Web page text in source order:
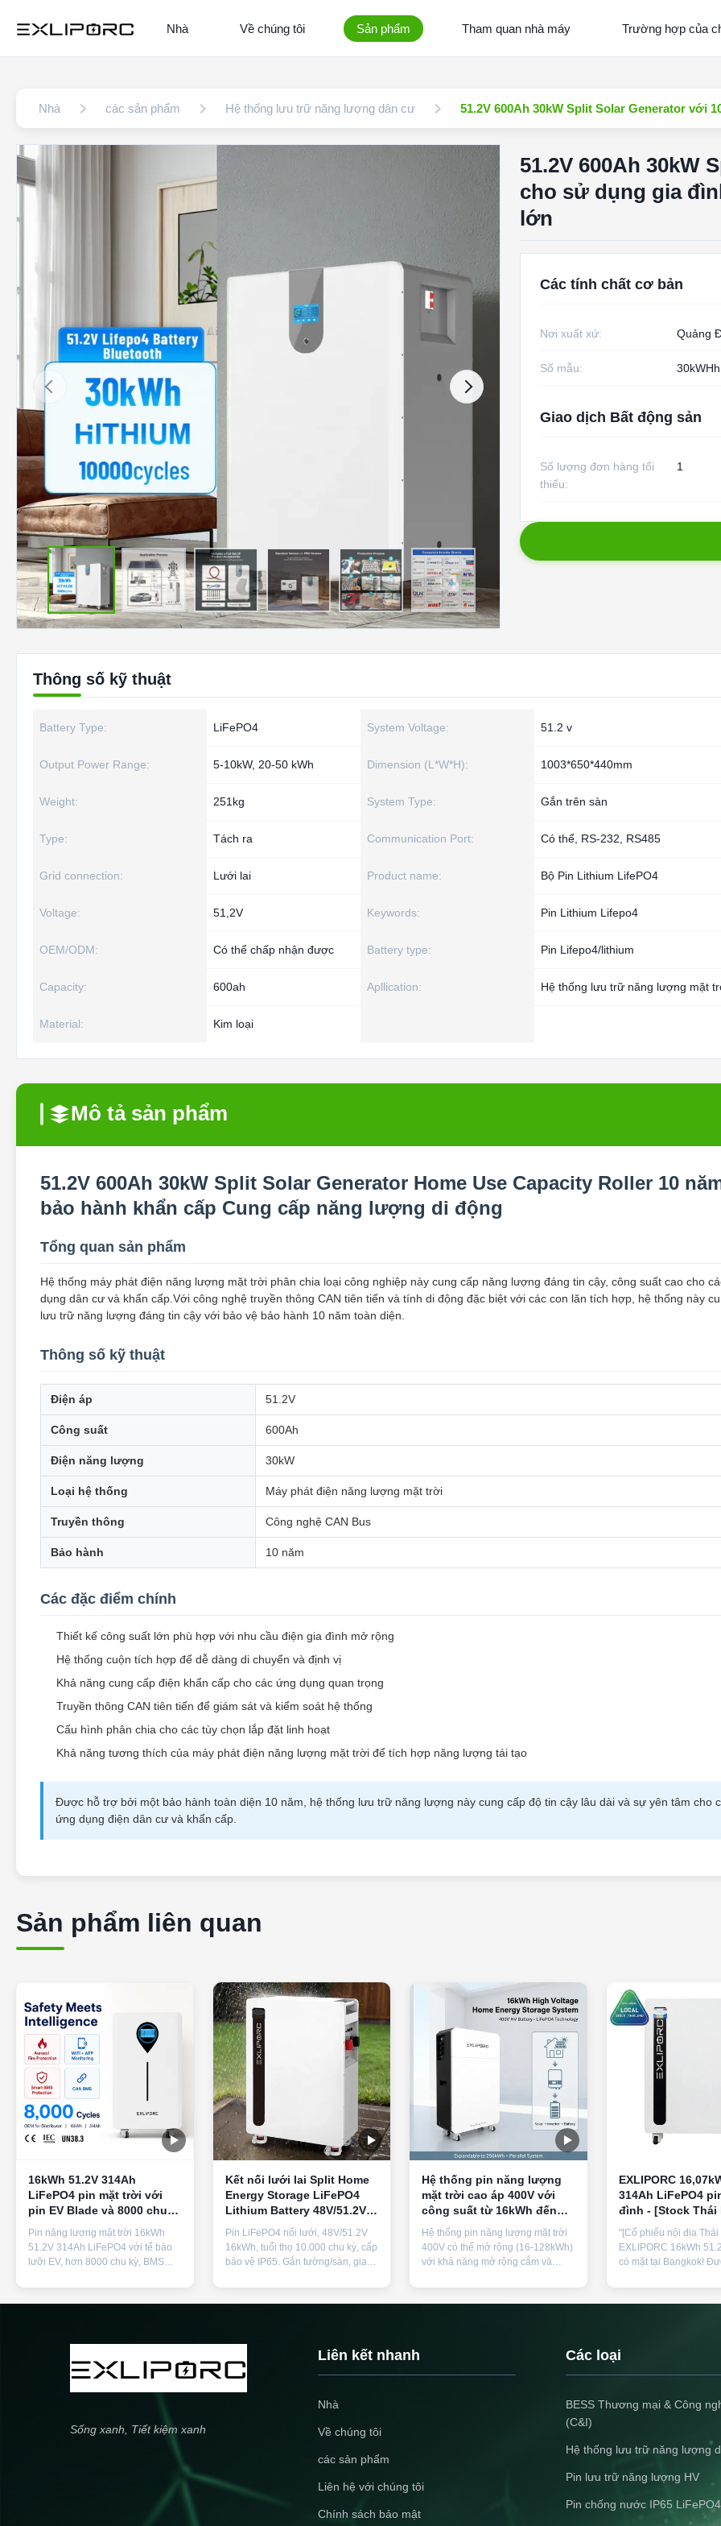
Nhà Về chúng tôi Sản phẩm Tham quan nhà máy Trường hợp của
Nhà các sản phẩm Hệ thống lưu trữ năng lượng dân cư 51.2V 600Ah 30kW Split Solar Generator
51.2V 600Ah 30kW
cho sử dụng gia
lớn
Các tính chất cơ bản
Nơi xuất xứ: Quảng
Số mẫu: 30kWHh
Giao dịch Bất động sản
Số lượng đơn hàng tối
thiểu:
1
Thông số kỹ thuật
Battery Type: LiFePO4 System Voltage: 51.2 v
Output Power Range: 5-10kW, 20-50 kWh Dimension (L*W*H): 1003*650*440mm
Weight: 251kg System Type: Gắn trên sàn
Type: Tách ra Communication Port: Có thể, RS-232, RS485
Grid connection: Lưới lai Product name: Bộ Pin Lithium LifePO4
Voltage: 51,2V Keywords: Pin Lithium Lifepo4
OEM/ODM: Có thể chấp nhận được Battery type: Pin Lifepo4/lithium
Capacity: 600ah Apllication: Hệ thống lưu trữ năng lượng mặt
Material: Kim loại
Mô tả sản phẩm
51.2V 600Ah 30kW Split Solar Generator Home Use Capacity Roller 10
bảo hành khẩn cấp Cung cấp năng lượng di động
Tổng quan sản phẩm
Hệ thống máy phát điện năng lượng mặt trời phân chia loại công nghiệp này cung cấp năng lượng đáng tin cậy, công suất cao cho
dụng dân cư và khẩn cấp.Với công nghệ truyền thông CAN tiên tiến và tính di động đặc biệt với các con lăn tích hợp, hệ thống này
lưu trữ năng lượng đáng tin cậy với bảo vệ bảo hành 10 năm toàn diện.
Thông số kỹ thuật
Điện áp 51.2V
Công suất 600Ah
Điện năng lượng 30kW
Loại hệ thống Máy phát điện năng lượng mặt trời
Truyền thông Công nghệ CAN Bus
Bảo hành 10 năm
Các đặc điểm chính
Thiết kế công suất lớn phù hợp với nhu cầu điện gia đình mở rộng
Hệ thống cuộn tích hợp để dễ dàng di chuyển và định vị
Khả năng cung cấp điện khẩn cấp cho các ứng dụng quan trọng
Truyền thông CAN tiên tiến để giám sát và kiểm soát hệ thống
Cấu hình phân chia cho các tùy chọn lắp đặt linh hoạt
Khả năng tương thích của máy phát điện năng lượng mặt trời để tích hợp năng lượng tái tạo
Được hỗ trợ bởi một bảo hành toàn diện 10 năm, hệ thống lưu trữ năng lượng này cung cấp độ tin cậy lâu dài và sự yên tâm cho
ứng dụng điện dân cư và khẩn cấp.
Sản phẩm liên quan
16kWh 51.2V 314Ah
LiFePO4 pin mặt trời với
pin EV Blade và 8000 chu
kỳ để lưu trữ năng lượng
tại nhà
Pin năng lượng mặt trời 16kWh
51.2V 314Ah LiFePO4 với tế bào
lưỡi EV, hơn 8000 chu kỳ, BMS
WiFi/APP và tích hợp phòng cháy
chữa cháy khí dung. Được xếp
Kết nối lưới lai Split Home
Energy Storage LiFePO4
Lithium Battery 48V/51.2V
16KWh với bảo vệ IP65
Pin LiFePO4 nối lưới, 48V/51.2V
16kWh, tuổi thọ 10.000 chu kỳ, cấp
bảo vệ IP65. Gắn tường/sàn, giao
nhận cho các hệ thống lưu trữ
năng lượng mặt trời.
Hệ thống pin năng lượng
mặt trời cao áp 400V với
công suất từ 16kWh đến
256kWh và bảo vệ IP65 cho
lưu trữ năng lượng tại nhà
Hệ thống pin năng lượng mặt trời
400V có thể mở rộng (16-128kWh)
với khả năng mở rộng cắm và
6000 và chứng nhận
CE/IEC62619. Hiệu suất điện áp
EXLIPORC
314Ah LiFePO4
đình - [Stock Thái
tất cả thời tiết pin
nước cho cài đặt
chóng
"[Cổ phiếu nội địa Thái
EXLIPORC 16kWh
có mặt tại Bangkok!
năng bảo vệ mọi thời
chuẩn IP65 và hơn
không mất thời gian
các dự án năng lượng
năm 2026 của bạn.
Thái Lan
Sống xanh, Tiết kiệm xanh
Liên kết nhanh
Nhà
Về chúng tôi
các sản phẩm
Liên hệ với chúng tôi
Chính sách bảo mật
Các loại
BESS Thương mại & Công
(C&I)
Hệ thống lưu trữ năng lượng
Pin lưu trữ năng lượng HV
Pin chống nước IP65 LiFePO4